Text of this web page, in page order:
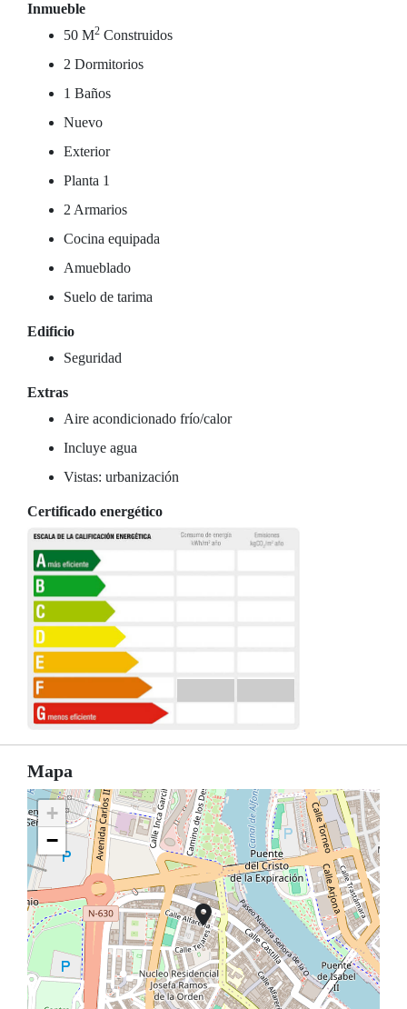
Inmueble
50 M2 Construidos
2 Dormitorios
1 Baños
Nuevo
Exterior
Planta 1
2 Armarios
Cocina equipada
Amueblado
Suelo de tarima
Edificio
Seguridad
Extras
Aire acondicionado frío/calor
Incluye agua
Vistas: urbanización
Certificado energético
Mapa
+
−